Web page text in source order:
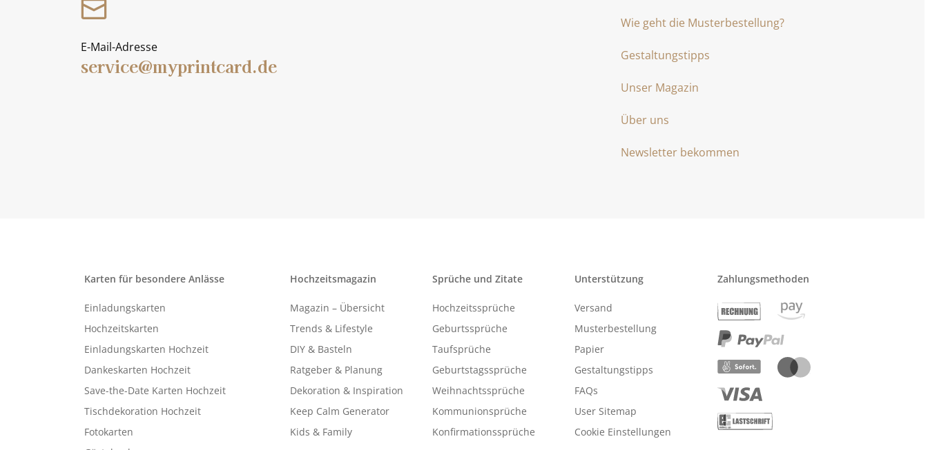
Wie geht die Musterbestellung?
Gestaltungstipps
Unser Magazin
Über uns
Newsletter bekommen
E-Mail-Adresse
service@myprintcard.de
Karten für besondere Anlässe
Einladungskarten
Hochzeitskarten
Einladungskarten Hochzeit
Dankeskarten Hochzeit
Save-the-Date Karten Hochzeit
Tischdekoration Hochzeit
Fotokarten
Hochzeitsmagazin
Magazin – Übersicht
Trends & Lifestyle
DIY & Basteln
Ratgeber & Planung
Dekoration & Inspiration
Keep Calm Generator
Kids & Family
Sprüche und Zitate
Hochzeitssprüche
Geburtssprüche
Taufsprüche
Geburtstagssprüche
Weihnachtssprüche
Kommunionsprüche
Konfirmationssprüche
Unterstützung
Versand
Musterbestellung
Papier
Gestaltungstipps
FAQs
User Sitemap
Cookie Einstellungen
Zahlungsmethoden